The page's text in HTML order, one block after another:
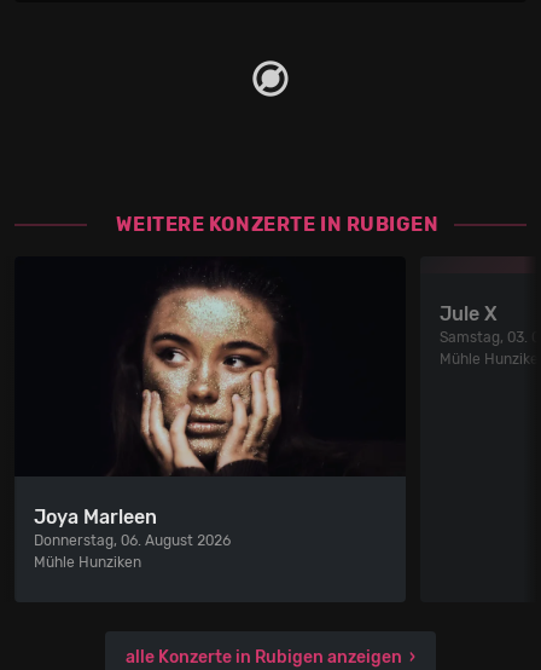
WEITERE KONZERTE IN RUBIGEN
Joya Marleen
Donnerstag, 06. August 2026
Mühle Hunziken
Jule X
Samstag, 03.
Mühle
alle Konzerte in Rubigen anzeigen